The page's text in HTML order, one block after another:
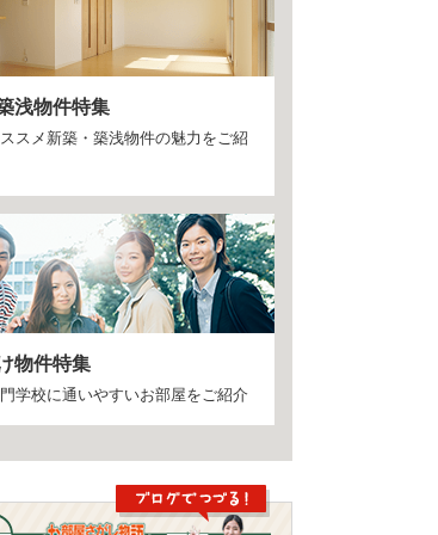
浅物件特集
スメ新築・築浅物件の魅力をご紹
物件特集
学校に通いやすいお部屋をご紹介